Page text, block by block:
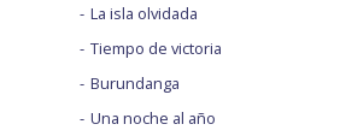
La isla olvidada
Tiempo de victoria
Burundanga
Una noche al año